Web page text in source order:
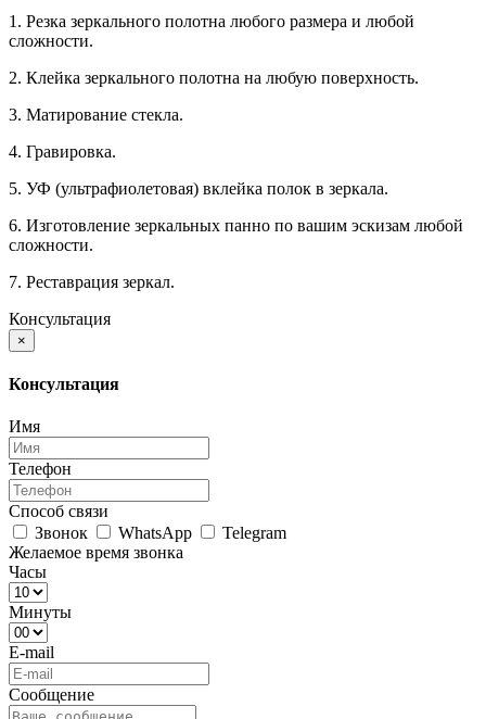
1. Резка зеркального полотна любого размера и любой
сложности.
2. Клейка зеркального полотна на любую поверхность.
3. Матирование стекла.
4. Гравировка.
5. УФ (ультрафиолетовая) вклейка полок в зеркала.
6. Изготовление зеркальных панно по вашим эскизам любой
сложности.
7. Реставрация зеркал.
Консультация
×
Консультация
Имя
Телефон
Способ связи
Звонок
WhatsApp
Telegram
Желаемое время звонка
Часы
Минуты
E-mail
Сообщение